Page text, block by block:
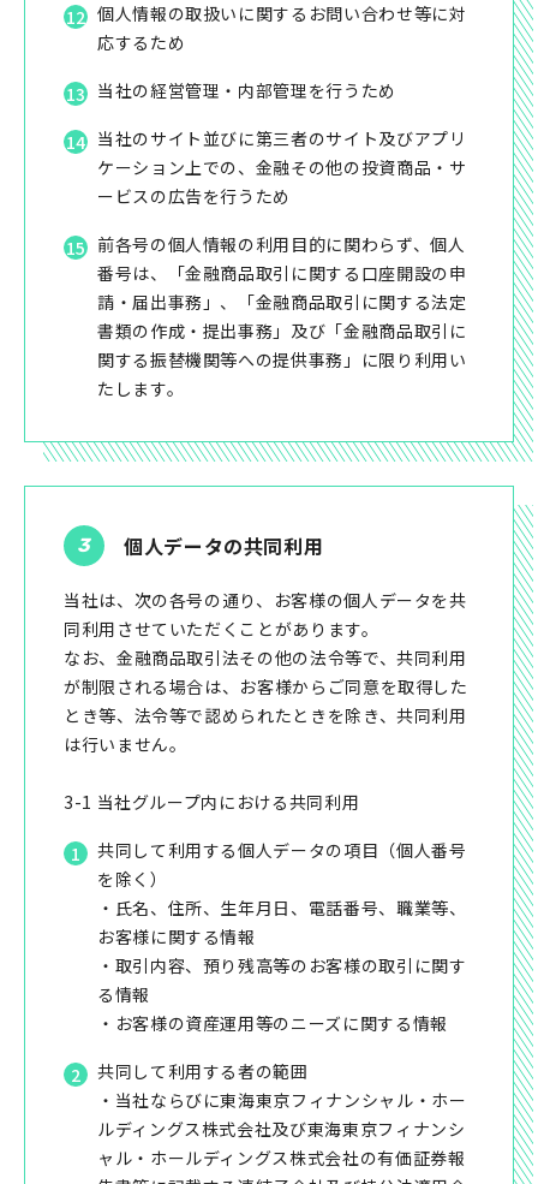
個人情報の取扱いに関するお問い合わせ等に対
応するため
当社の経営管理・内部管理を行うため
当社のサイト並びに第三者のサイト及びアプリ
ケーション上での、金融その他の投資商品・サ
ービスの広告を行うため
前各号の個人情報の利用目的に関わらず、個人
番号は、「金融商品取引に関する口座開設の申
請・届出事務」、「金融商品取引に関する法定
書類の作成・提出事務」及び「金融商品取引に
関する振替機関等への提供事務」に限り利用い
たします。
個人データの共同利用
当社は、次の各号の通り、お客様の個人データを共
同利用させていただくことがあります。
なお、金融商品取引法その他の法令等で、共同利用
が制限される場合は、お客様からご同意を取得した
とき等、法令等で認められたときを除き、共同利用
は行いません。
3-1 当社グループ内における共同利用
共同して利用する個人データの項目（個人番号
を除く）
・氏名、住所、生年月日、電話番号、職業等、
お客様に関する情報
・取引内容、預り残高等のお客様の取引に関す
る情報
・お客様の資産運用等のニーズに関する情報
共同して利用する者の範囲
・当社ならびに東海東京フィナンシャル・ホー
ルディングス株式会社及び東海東京フィナンシ
ャル・ホールディングス株式会社の有価証券報